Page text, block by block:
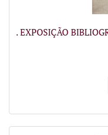
. EXPOSIÇÃO